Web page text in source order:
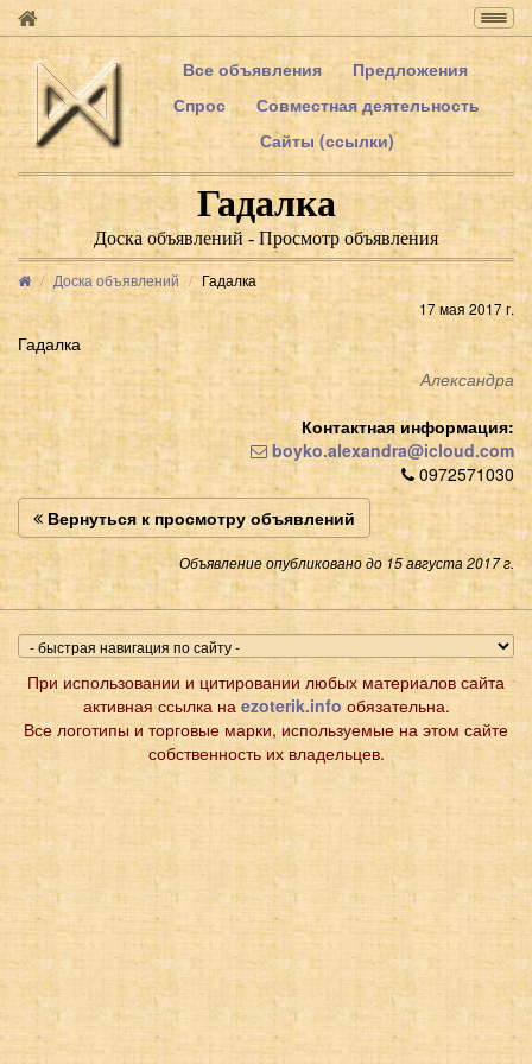
Все объявления
Предложения
Спрос
Совместная деятельность
Сайты (ссылки)
Гадалка
Доска объявлений - Просмотр объявления
Доска объявлений
Гадалка
17 мая 2017 г.
Гадалка
Александра
Контактная информация:
boyko.alexandra@icloud.com
0972571030
Вернуться к просмотру объявлений
Объявление опубликовано до 15 августа 2017 г.
При использовании и цитировании любых материалов сайта
активная ссылка на ezoterik.info обязательна.
Все логотипы и торговые марки, используемые на этом сайте
собственность их владельцев.